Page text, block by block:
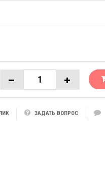
ЗАДАТЬ ВОПРОС